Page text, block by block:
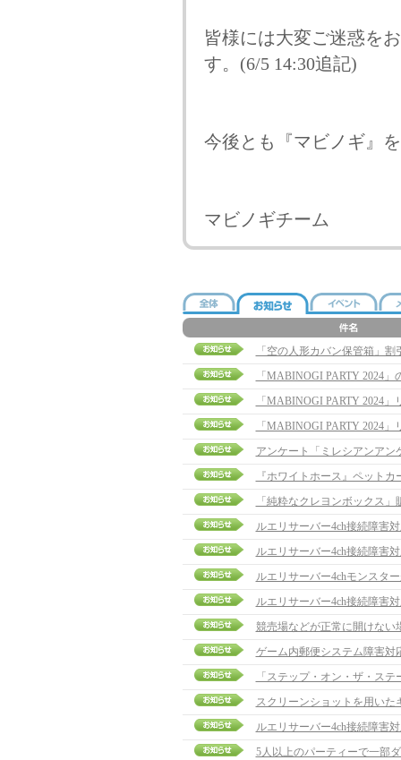
皆様には大変ご迷惑を
す。(6/5 14:30追記)
今後とも『マビノギ』
マビノギチーム
「空の人形カバン保管箱」
「MABINOGI PARTY 2024
「MABINOGI PARTY 2024
「MABINOGI PARTY 2024
アンケート「ミレシアンアン
『ホワイトホース』ペット
「純粋なクレヨンボックス
ルエリサーバー4ch接続障害
ルエリサーバー4ch接続障害
ルエリサーバー4chモンスタ
ルエリサーバー4ch接続障害
競売場などが正常に開けない
ゲーム内郵便システム障害対
「ステップ・オン・ザ・ス
スクリーンショットを用いた
ルエリサーバー4ch接続障害
5人以上のパーティーで一部